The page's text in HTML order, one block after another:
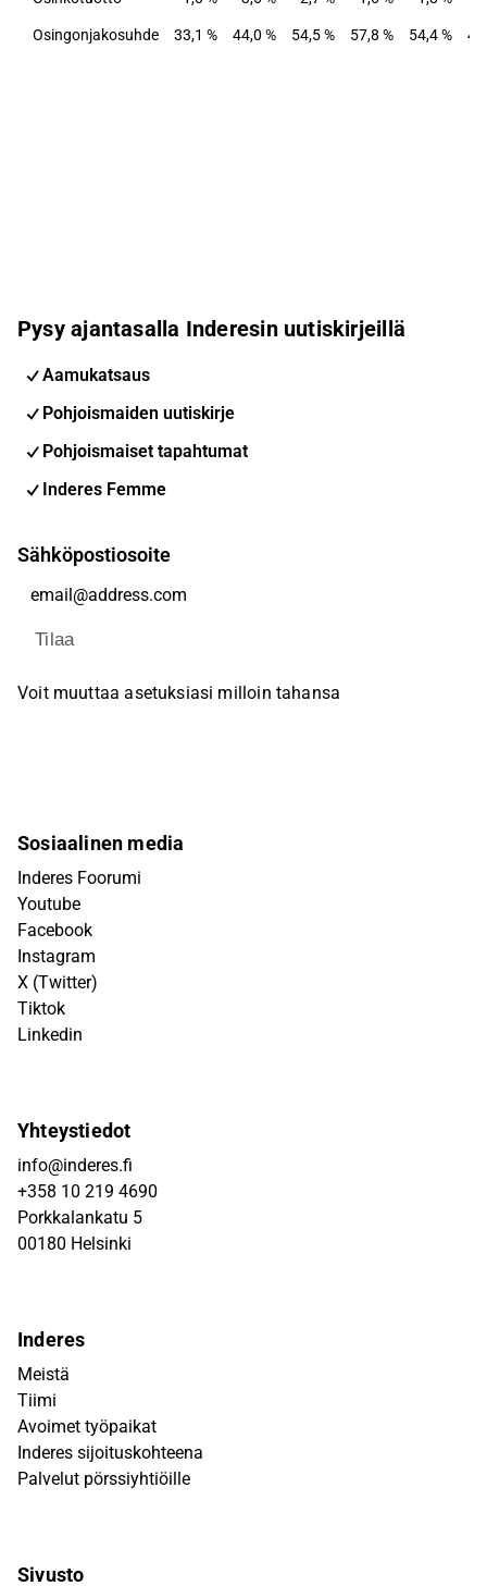
Osingonjakosuhde 33,1 % 44,0 % 54,5 % 57,8 % 54,4 %
Pysy ajantasalla Inderesin uutiskirjeillä
Aamukatsaus
Pohjoismaiden uutiskirje
Pohjoismaiset tapahtumat
Inderes Femme
Sähköpostiosoite
Tilaa
Voit muuttaa asetuksiasi milloin tahansa
Sosiaalinen media
Inderes Foorumi
Youtube
Facebook
Instagram
X (Twitter)
Tiktok
Linkedin
Yhteystiedot
info@inderes.fi
+358 10 219 4690
Porkkalankatu 5
00180 Helsinki
Inderes
Meistä
Tiimi
Avoimet työpaikat
Inderes sijoituskohteena
Palvelut pörssiyhtiöille
Sivusto